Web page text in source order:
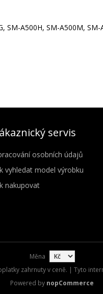
SM-A500H, SM-A500M, SM-
servis
osobních údajů
vyhledat model výrobku
nakupovat
Měna
zahrnuty v ceně. | Tyto
Powered by nopCommerce